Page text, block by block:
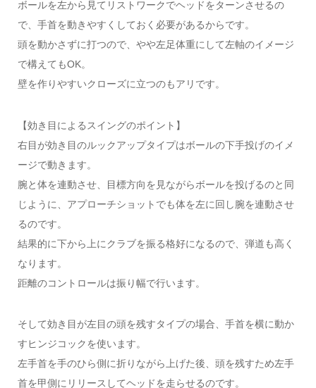
ボールを左から見てリストワークでヘッドをターンさせるの
で、手首を動きやすくしておく必要があるからです。
頭を動かさずに打つので、やや左足体重にして左軸のイメージ
で構えてもOK。
壁を作りやすいクローズに立つのもアリです。
【効き目によるスイングのポイント】
右目が効き目のルックアップタイプはボールの下手投げのイメ
ージで動きます。
腕と体を連動させ、目標方向を見ながらボールを投げるのと同
じように、アプローチショットでも体を左に回し腕を連動させ
るのです。
結果的に下から上にクラブを振る格好になるので、弾道も高く
なります。
距離のコントロールは振り幅で行います。
そして効き目が左目の頭を残すタイプの場合、手首を横に動か
すヒンジコックを使います。
左手首を手のひら側に折りながら上げた後、頭を残すため左手
首を甲側にリリースしてヘッドを走らせるのです。